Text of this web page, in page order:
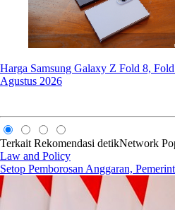
Harga Samsung Galaxy Z Fold 8,
Agustus 2026
Terkait Rekomendasi detikNetwork
Law and Policy
Setop Pemborosan Anggaran,